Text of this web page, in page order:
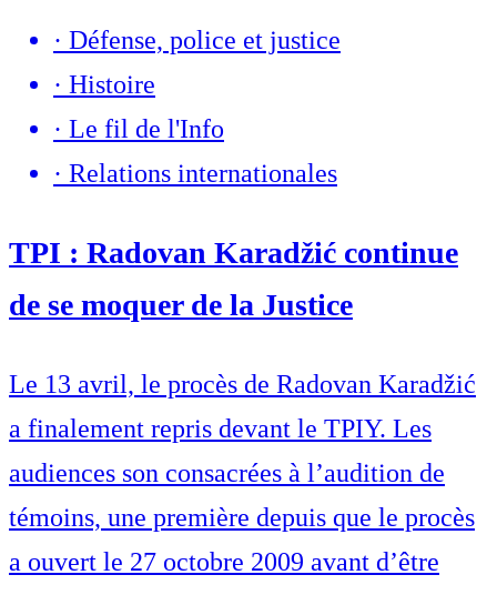
· Défense, police et justice
· Histoire
· Le fil de l'Info
· Relations internationales
TPI : Radovan Karadžić continue
de se moquer de la Justice
Le 13 avril, le procès de Radovan Karadžić
a finalement repris devant le TPIY. Les
audiences son consacrées à l’audition de
témoins, une première depuis que le procès
a ouvert le 27 octobre 2009 avant d’être